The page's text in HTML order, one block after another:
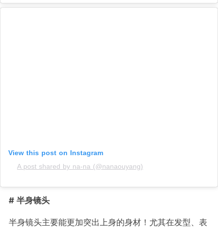
View this post on Instagram
A post shared by na-na (@nanaouyang)
# 半身镜头
半身镜头主要能更加突出上身的身材！尤其在发型、表